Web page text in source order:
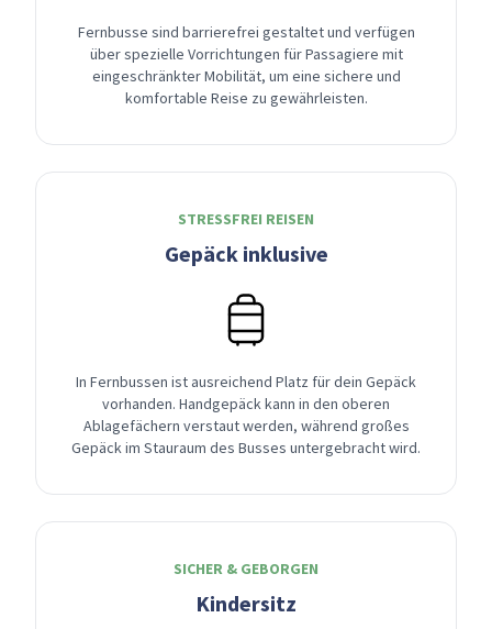
Fernbusse sind barrierefrei gestaltet und verfügen
über spezielle Vorrichtungen für Passagiere mit
eingeschränkter Mobilität, um eine sichere und
komfortable Reise zu gewährleisten.
STRESSFREI REISEN
Gepäck inklusive
In Fernbussen ist ausreichend Platz für dein Gepäck
vorhanden. Handgepäck kann in den oberen
Ablagefächern verstaut werden, während großes
Gepäck im Stauraum des Busses untergebracht wird.
SICHER & GEBORGEN
Kindersitz